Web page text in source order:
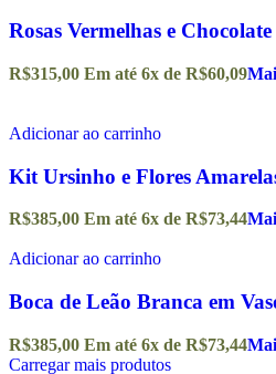
Rosas Vermelhas e
R$315,00 Em até 6x de R$60,09
Adicionar ao carrinho
Kit Ursinho e Flores
R$385,00 Em até 6x de R$73,44
Adicionar ao carrinho
Boca de Leão Branca em
R$385,00 Em até 6x de R$73,44
Carregar mais produtos